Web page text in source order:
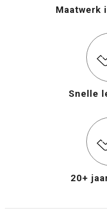
Maatwerk
Snelle
20+